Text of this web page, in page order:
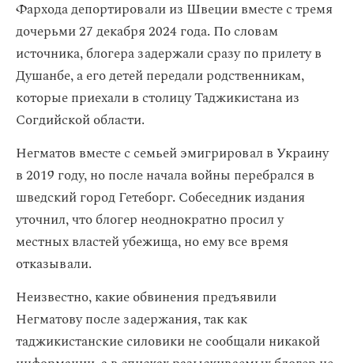
Фархода депортировали из Швеции вместе с тремя
дочерьми 27 декабря 2024 года. По словам
источника, блогера задержали сразу по прилету в
Душанбе, а его детей передали родственникам,
которые приехали в столицу Таджикистана из
Согдийской области.
Негматов вместе с семьей эмигрировал в Украину
в 2019 году, но после начала войны перебрался в
шведский город Гетеборг. Собеседник издания
уточнил, что блогер неоднократно просил у
местных властей убежища, но ему все время
отказывали.
Неизвестно, какие обвинения предъявили
Негматову после задержания, так как
таджикистанские силовики не сообщали никакой